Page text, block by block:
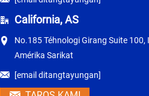
California, AS
No.185 Téhnologi Girang Suite 100,
Amérika Sarikat
[email ditangtayungan]